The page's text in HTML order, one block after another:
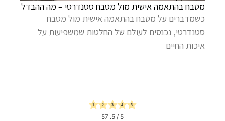
מטבח בהתאמה אישית מול מטבח סטנדרטי – מה ההבדל
כשמדברים על מטבח בהתאמה אישית מול מטבח
סטנדרטי, נכנסים לעולם של החלטות שמשפיעות על
איכות החיים
5
/ 5.
57